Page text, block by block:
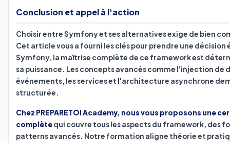
Conclusion et appel à l'action
Choisir entre Symfony et ses alternatives exige de bien
Cet article vous a fourni les clés pour prendre une décision
Symfony, la maîtrise complète de ce framework est
sa puissance. Les concepts avancés comme l'injection de
événements, les services et l'architecture asynchrone
structurée.
Chez PREPARETOI Academy, nous vous proposons une
complètequi couvre tous les aspects du framework, des
patterns avancés. Notre formation aligne théorie et